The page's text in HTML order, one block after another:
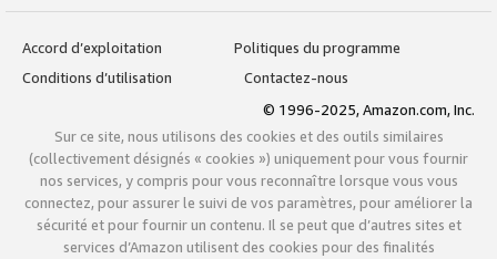
Accord d’exploitation
Politiques du programme
Conditions d’utilisation
Contactez-nous
© 1996-2025, Amazon.com, Inc.
Sur ce site, nous utilisons des cookies et des outils similaires
(collectivement désignés « cookies ») uniquement pour vous fournir
nos services, y compris pour vous reconnaître lorsque vous vous
connectez, pour assurer le suivi de vos paramètres, pour améliorer la
sécurité et pour fournir un contenu. Il se peut que d’autres sites et
services d’Amazon utilisent des cookies pour des finalités